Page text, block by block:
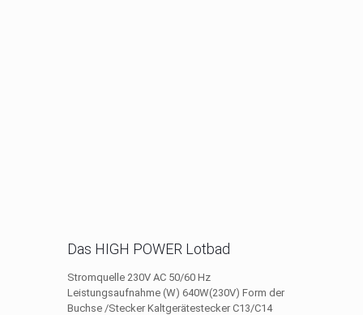
Das HIGH POWER Lotbad
Stromquelle 230V AC 50/60 Hz
Leistungsaufnahme (W) 640W(230V) Form der
Buchse /Stecker Kaltgerätestecker C13/C14